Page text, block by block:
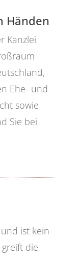
Händen
Kanzlei
Ehe- und
sowie
Sie bei
ist kein
die